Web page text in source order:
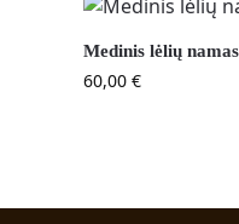
Medinis lėlių namas
60,00€